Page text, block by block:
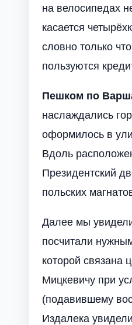
на велосипедах
касается
словно только
пользуются
Пешком по
наслаждались
оформилось в
Вдоль
Президентский
польских
Далее мы
посчитали
которой связана
Мицкевичу при
(подавившему
Издалека